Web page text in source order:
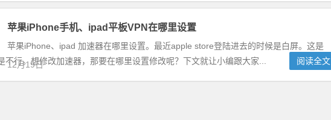
苹果iPhone手机、ipad平板VPN在哪里设置
苹果iPhone、ipad 加速器在哪里设置。最近apple store登陆进去的时候是白屏。这是
行。想修改加速器，那要在哪里设置修改呢？下文就让小编跟大家...
12月19日 阅读全文